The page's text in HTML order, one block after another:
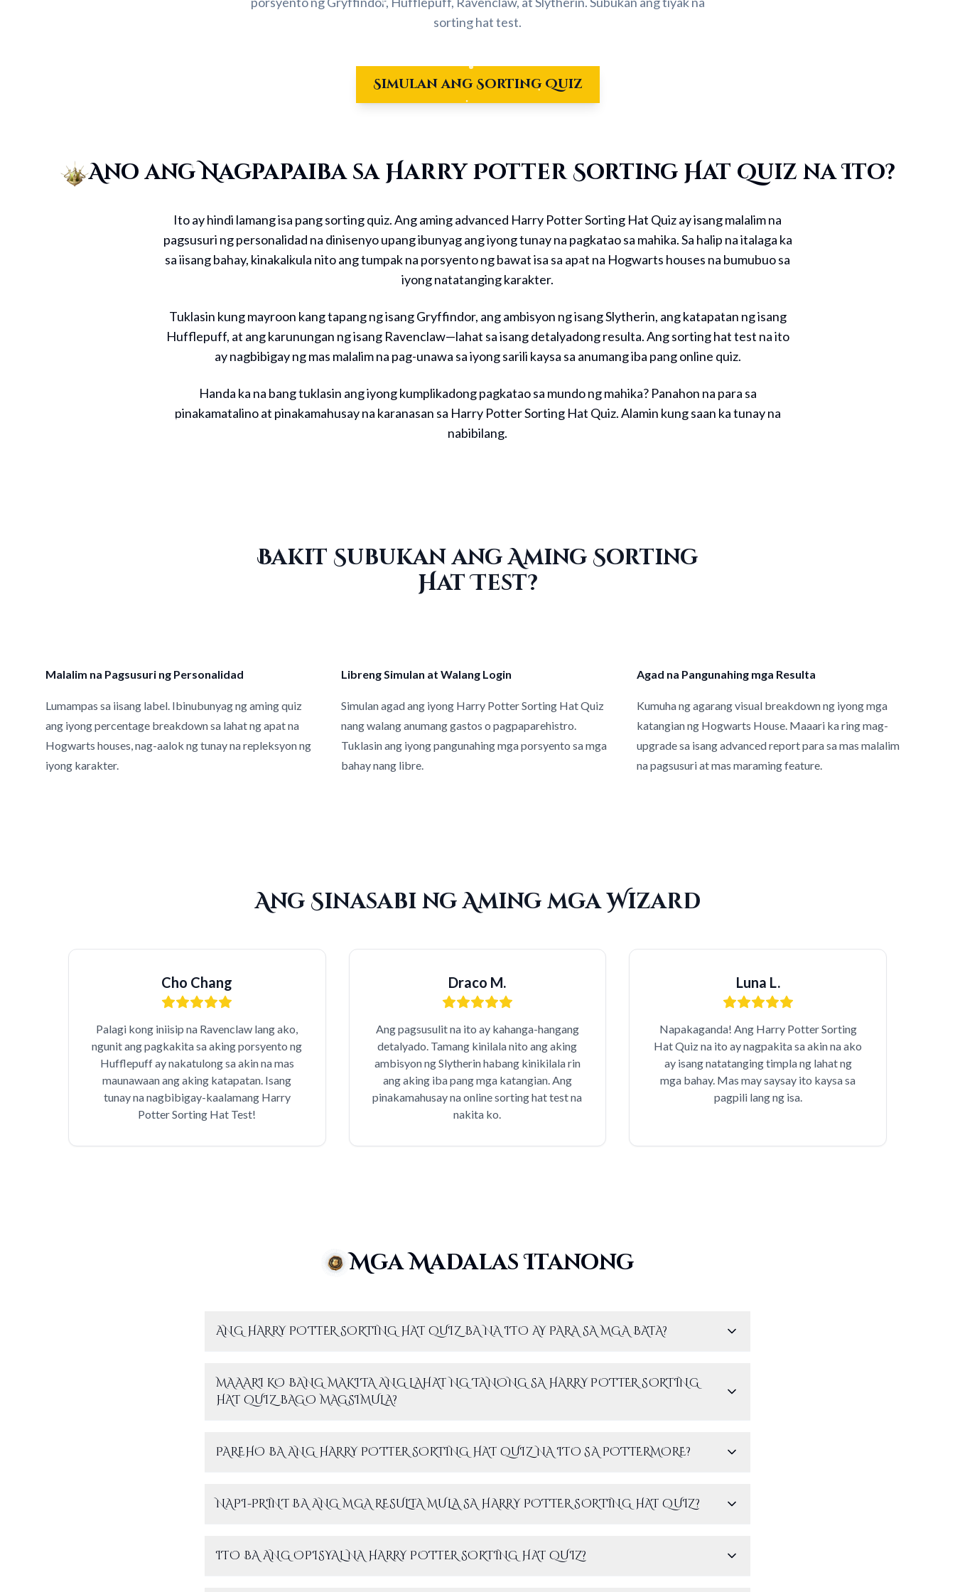
sorting hat test.
Simulan ang Sorting Quiz
Ano ang Nagpapaiba sa Harry Potter Sorting Hat Quiz na Ito?
Ito ay hindi lamang isa pang sorting quiz. Ang aming advanced Harry Potter Sorting Hat Quiz ay isang malalim na
pagsusuri ng personalidad na dinisenyo upang ibunyag ang iyong tunay na pagkatao sa mahika. Sa halip na italaga ka
sa iisang bahay, kinakalkula nito ang tumpak na porsyento ng bawat isa sa apat na Hogwarts houses na bumubuo sa
iyong natatanging karakter.
Tuklasin kung mayroon kang tapang ng isang Gryffindor, ang ambisyon ng isang Slytherin, ang katapatan ng isang
Hufflepuff, at ang karunungan ng isang Ravenclaw—lahat sa isang detalyadong resulta. Ang sorting hat test na ito
ay nagbibigay ng mas malalim na pag-unawa sa iyong sarili kaysa sa anumang iba pang online quiz.
Handa ka na bang tuklasin ang iyong kumplikadong pagkatao sa mundo ng mahika? Panahon na para sa
pinakamatalino at pinakamahusay na karanasan sa Harry Potter Sorting Hat Quiz. Alamin kung saan ka tunay na
nabibilang.
Bakit Subukan ang Aming Sorting
Hat Test?
Malalim na Pagsusuri ng Personalidad
Lumampas sa iisang label. Ibinubunyag ng aming quiz
ang iyong percentage breakdown sa lahat ng apat na
Hogwarts houses, nag-aalok ng tunay na repleksyon ng
iyong karakter.
Libreng Simulan at Walang Login
Simulan agad ang iyong Harry Potter Sorting Hat Quiz
nang walang anumang gastos o pagpaparehistro.
Tuklasin ang iyong pangunahing mga porsyento sa mga
bahay nang libre.
Agad na Pangunahing mga Resulta
Kumuha ng agarang visual breakdown ng iyong mga
katangian ng Hogwarts House. Maaari ka ring mag-
upgrade sa isang advanced report para sa mas malalim
na pagsusuri at mas maraming feature.
Ang Sinasabi ng Aming mga Wizard
Cho Chang
Palagi kong iniisip na Ravenclaw lang ako,
ngunit ang pagkakita sa aking porsyento ng
Hufflepuff ay nakatulong sa akin na mas
maunawaan ang aking katapatan. Isang
tunay na nagbibigay-kaalamang Harry
Potter Sorting Hat Test!
Draco M.
Ang pagsusulit na ito ay kahanga-hangang
detalyado. Tamang kinilala nito ang aking
ambisyon ng Slytherin habang kinikilala rin
ang aking iba pang mga katangian. Ang
pinakamahusay na online sorting hat test na
nakita ko.
Luna L.
Napakaganda! Ang Harry Potter Sorting
Hat Quiz na ito ay nagpakita sa akin na ako
ay isang natatanging timpla ng lahat ng
mga bahay. Mas may saysay ito kaysa sa
pagpili lang ng isa.
Mga Madalas Itanong
ANG HARRY POTTER SORTING HAT QUIZ BA NA ITO AY PARA SA MGA BATA?
MAAARI KO BANG MAKITA ANG LAHAT NG TANONG SA HARRY POTTER SORTING
HAT QUIZ BAGO MAGSIMULA?
PAREHO BA ANG HARRY POTTER SORTING HAT QUIZ NA ITO SA POTTERMORE?
NAPI-PRINT BA ANG MGA RESULTA MULA SA HARRY POTTER SORTING HAT QUIZ?
ITO BA ANG OPISYAL NA HARRY POTTER SORTING HAT QUIZ?